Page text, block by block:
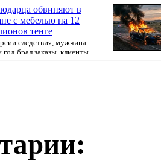
обвиняют в
с мебелью на 12
тенге
следствия, мужчина
год брал заказы, клиенты